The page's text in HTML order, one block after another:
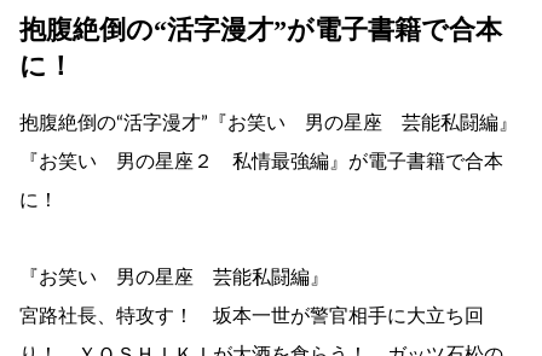
抱腹絶倒の“活字漫才”が電子書籍で合本
に！
抱腹絶倒の“活字漫才”『お笑い 男の星座 芸能私闘編』
『お笑い 男の星座２ 私情最強編』が電子書籍で合本
に！
『お笑い 男の星座 芸能私闘編』
宮路社長、特攻す！ 坂本一世が警官相手に大立ち回